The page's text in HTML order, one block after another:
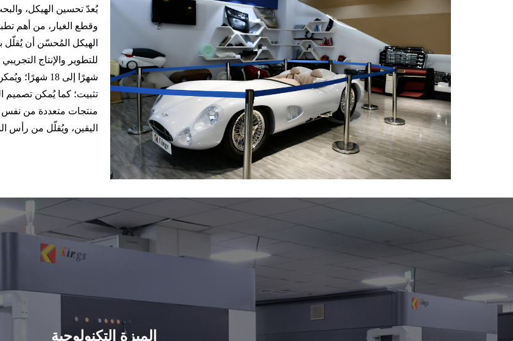
يُعدّ تحسين الهيكل،
وقطع الغيار، من أهم
الهيكل المُحسّن أن
شهرًا إلى 18
تثبيت؛ كما يُمكن تصميم
منتجات متعددة من نفس
اليقين، ويُقلّل من رأس
الميزة التكنولوجية